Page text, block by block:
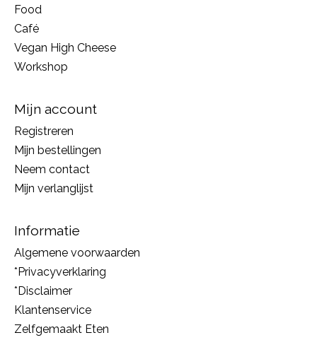
Food
Café
Vegan High Cheese
Workshop
Mijn account
Registreren
Mijn bestellingen
Neem contact
Mijn verlanglijst
Informatie
Algemene voorwaarden
*Privacyverklaring
*Disclaimer
Klantenservice
Zelfgemaakt Eten